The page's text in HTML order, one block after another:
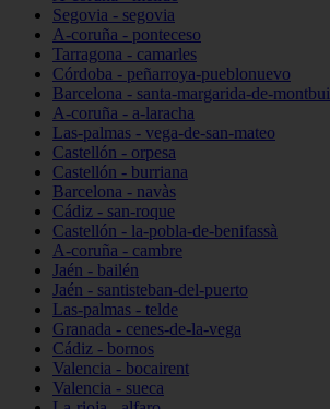
Segovia - segovia
A-coruña - ponteceso
Tarragona - camarles
Córdoba - peñarroya-pueblonuevo
Barcelona - santa-margarida-de-montbui
A-coruña - a-laracha
Las-palmas - vega-de-san-mateo
Castellón - orpesa
Castellón - burriana
Barcelona - navàs
Cádiz - san-roque
Castellón - la-pobla-de-benifassà
A-coruña - cambre
Jaén - bailén
Jaén - santisteban-del-puerto
Las-palmas - telde
Granada - cenes-de-la-vega
Cádiz - bornos
Valencia - bocairent
Valencia - sueca